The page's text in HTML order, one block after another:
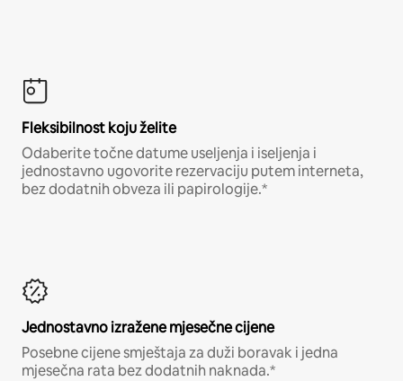
Fleksibilnost koju želite
Odaberite točne datume useljenja i iseljenja i
jednostavno ugovorite rezervaciju putem interneta,
bez dodatnih obveza ili papirologije.*
Jednostavno izražene mjesečne cijene
Posebne cijene smještaja za duži boravak i jedna
mjesečna rata bez dodatnih naknada.*